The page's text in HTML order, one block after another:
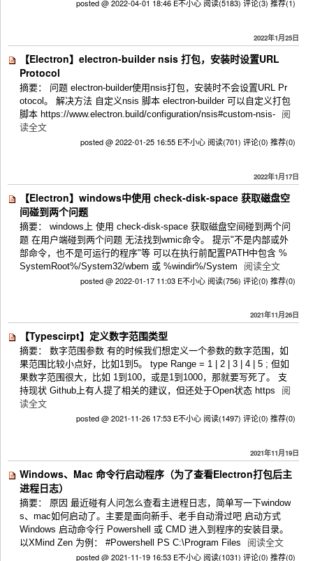
posted @ 2022-04-01 18:46 E不小心 阅读(5183) 评论(3) 推荐(1)
2022年1月25日
【Electron】electron-builder nsis 打包，安装时设置URL
Protocol
摘要： 问题 electron-builder使用nsis打包，安装时不会设置URL Pr
otocol。 解决方法 自定义nsis 脚本 electron-builder 可以自定义打包
脚本 https://www.electron.build/configuration/nsis#custom-nsis-
阅
读全文
posted @ 2022-01-25 16:55 E不小心 阅读(701) 评论(0) 推荐(0)
2022年1月17日
【Electron】windows中使用 check-disk-space 获取磁盘空
间碰到两个问题
摘要： windows上 使用 check-disk-space 获取磁盘空间碰到两个问
题 在用户端碰到两个问题 无法找到wmic命令。 提示"不是内部或外
部命令，也不是可运行的程序"等 可以在执行前配置PATH中包含 %
SystemRoot%/System32/wbem 或 %windir%/System
阅读全文
posted @ 2022-01-17 11:03 E不小心 阅读(756) 评论(0) 推荐(0)
2021年11月26日
【Typescirpt】定义数字范围类型
摘要： 数字范围参数 有的时候我们想定义一个参数的数字范围，如
果范围比较小点好，比如1到5。 type Range = 1 | 2 | 3 | 4 | 5 ; 但如
果数字范围很大，比如 1到100，或是1到1000，那就要写死了。 支
持现状 Github上有人提了相关的建议，但还处于Open状态 https
阅
读全文
posted @ 2021-11-26 17:53 E不小心 阅读(1497) 评论(0) 推荐(0)
2021年11月19日
Windows、Mac 命令行启动程序（为了查看Electron打包后主
进程日志）
摘要： 原因 最近碰有人问怎么查看主进程日志，简单写一下window
s、mac如何启动了。主要是面向新手、老手自动滑过吧 启动方式
Windows 启动命令行 Powershell 或 CMD 进入到程序的安装目录。
以XMind Zen 为例： #Powershell PS C:\Program Files
阅读全文
posted @ 2021-11-19 16:53 E不小心 阅读(1031) 评论(0) 推荐(0)